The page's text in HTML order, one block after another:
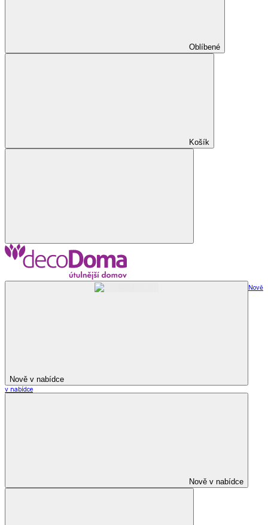
Oblíbené
Košík
Nově v nabídce
Nově
v nabídce
Nově v nabídce